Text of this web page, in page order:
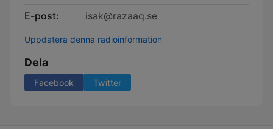
E-post:
isak@razaaq.se
Uppdatera denna radioinformation
Dela
Facebook Twitter